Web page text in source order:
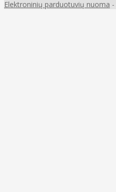
Elektroninių parduotuvių nuoma -